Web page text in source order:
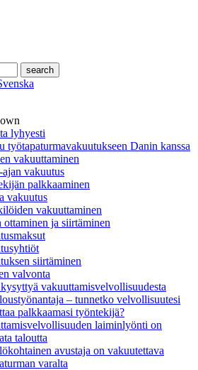
search
lyhyesti
työtapaturmavakuutukseen Danin kanssa
vakuuttaminen
ajan vakuutus
palkkaaminen
vakuutus
vakuuttaminen
ottaminen ja siirtäminen
siirtäminen
valvonta
vakuuttamisvelvollisuudesta
– tunnetko velvollisuutesi
palkkaamasi työntekijä?
laiminlyönti on
taloutta
avustaja on vakuutettava
varalta